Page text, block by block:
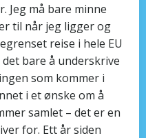
Jeg må bare minne
til når jeg ligger og
reise i hele EU
bare å underskrive
som kommer i
i et ønske om å
samlet – det er en
for. Ett år siden